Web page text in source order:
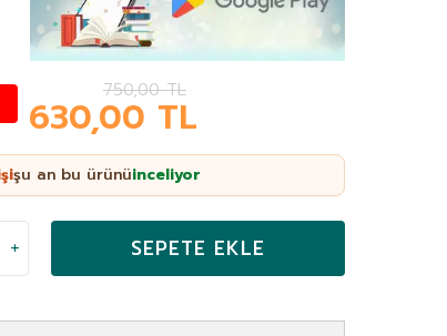
750,00TL
630,00 TL
şu an bu ürünüinceliyor
SEPETE EKLE